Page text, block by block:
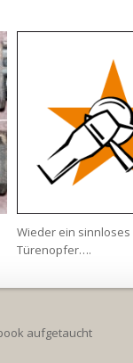
Wieder ein sinnloses
Türenopfer….
aufgetaucht